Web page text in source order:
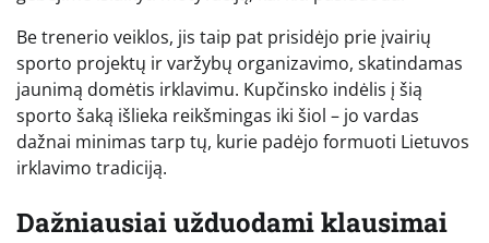
Be trenerio veiklos, jis taip pat prisidėjo prie įvairių
sporto projektų ir varžybų organizavimo, skatindamas
jaunimą domėtis irklavimu. Kupčinsko indėlis į šią
sporto šaką išlieka reikšmingas iki šiol – jo vardas
dažnai minimas tarp tų, kurie padėjo formuoti Lietuvos
irklavimo tradiciją.
Dažniausiai užduodami klausimai